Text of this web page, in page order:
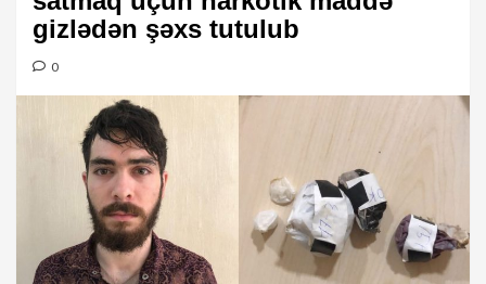
gizlədən şəxs tutulub
0